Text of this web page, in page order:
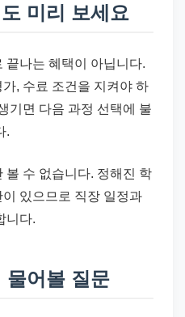
미리 보세요
끝나는 혜택이 아닙니다.
, 수료 조건을 지켜야 하
기면 다음 과정 선택에 불
.
볼 수 없습니다. 정해진 학
있으므로 직장 일정과
니다.
물어볼 질문